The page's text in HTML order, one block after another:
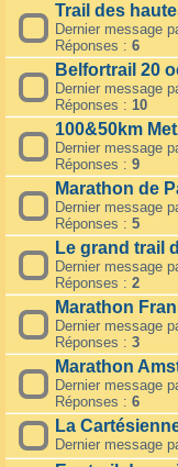
Trail des
Dernier message
Réponses : 6
Belfortrail 20
Dernier message
Réponses : 10
100&50km
Dernier message
Réponses : 9
Marathon de
Dernier message
Réponses : 5
Le grand trail
Dernier message
Réponses : 2
Marathon
Dernier message
Réponses : 3
Marathon
Dernier message
Réponses : 6
La
Dernier message